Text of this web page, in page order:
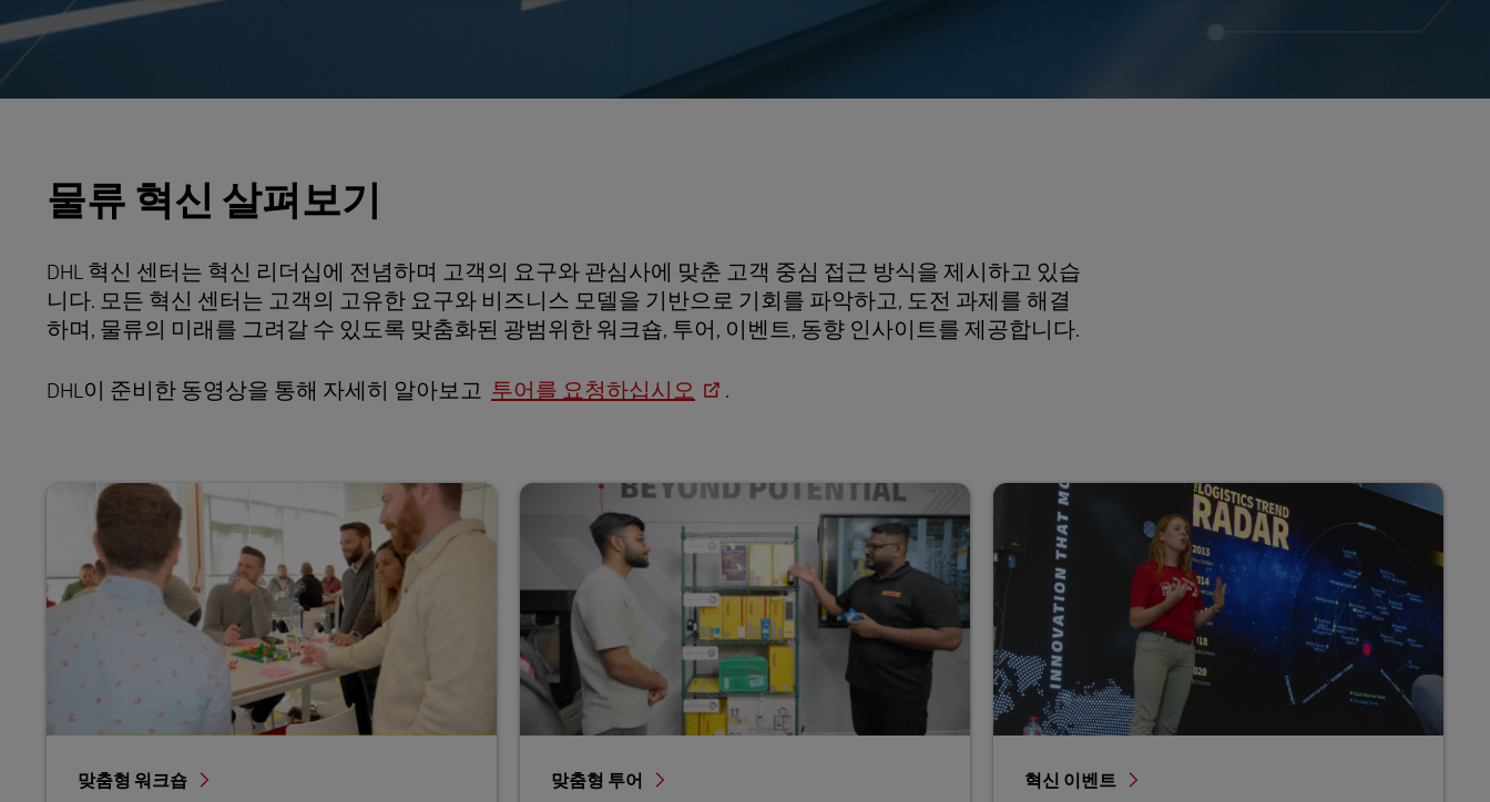
물류 혁신 살펴보기
DHL 혁신 센터는 혁신 리더십에 전념하며 고객의 요구와 관심사에 맞춘 고객 중심 접근 방식을 제시하고 있습
니다. 모든 혁신 센터는 고객의 고유한 요구와 비즈니스 모델을 기반으로 기회를 파악하고, 도전 과제를 해결
하며, 물류의 미래를 그려갈 수 있도록 맞춤화된 광범위한 워크숍, 투어, 이벤트, 동향 인사이트를 제공합니다.
DHL이 준비한 동영상을 통해 자세히 알아보고 투어를 요청하십시오 .
맞춤형 워크숍 맞춤형 투어 혁신 이벤트